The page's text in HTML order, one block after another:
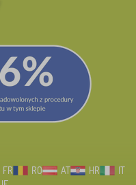
FR RO AT HR
IT